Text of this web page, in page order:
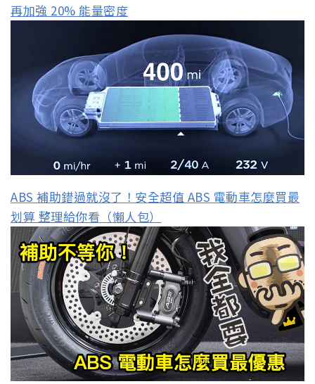
再加強 20% 能量密度
ABS 補助錯過就沒了！安全超值 ABS 電動車怎麼買最
划算 整理給你看（懶人包）